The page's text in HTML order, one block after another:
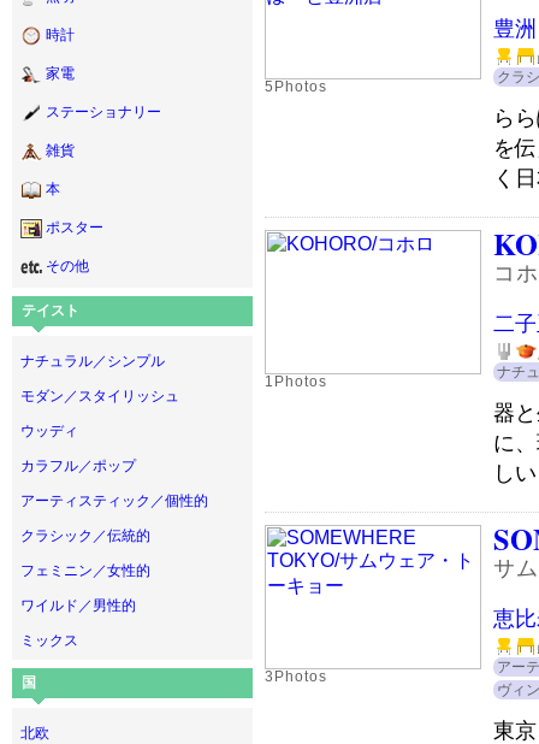
時計
家電
ステーショナリー
雑貨
本
ポスター
その他
テイスト
ナチュラル／シンプル
モダン／スタイリッシュ
ウッディ
カラフル／ポップ
アーティスティック／個性的
クラシック／伝統的
フェミニン／女性的
ワイルド／男性的
ミックス
国
北欧
5Photos
豊
クラ
ら
を
く
1Photos
コ
二
ナチ
器
に
し
3Photos
サ
恵
アー
ヴィ
東